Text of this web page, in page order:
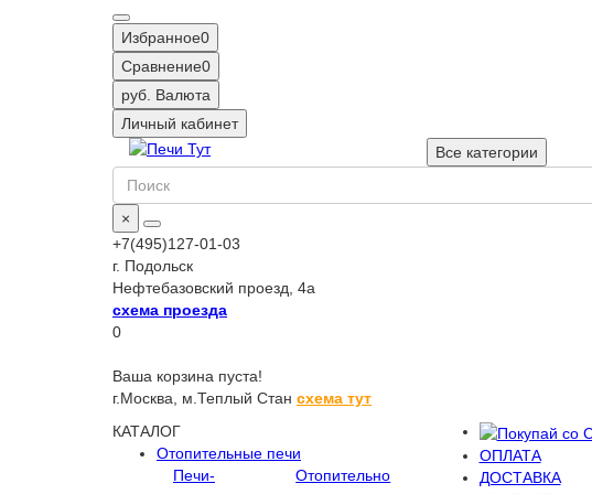
Избранное0
Сравнение0
руб. Валюта
Личный кабинет
Все категории
×
+7(495)127-01-03
г. Подольск
Нефтебазовский проезд, 4а
схема проезда
0
Ваша корзина пуста!
г.Москва, м.Теплый Стан схема тут
КАТАЛОГ
Отопительные печи
Печи-
Отопительно
ОПЛАТА
ДОСТАВКА